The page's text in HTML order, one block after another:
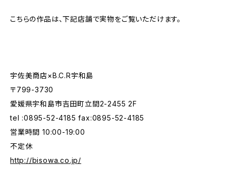
こちらの作品は、下記店舗で実物をご覧いただけます。
宇佐美商店×B.C.R宇和島
〒799-3730
愛媛県宇和島市吉田町立間2-2455 2F
tel :0895-52-4185 fax:0895-52-4185
営業時間 10:00-19:00
不定休
http://bisowa.co.jp/